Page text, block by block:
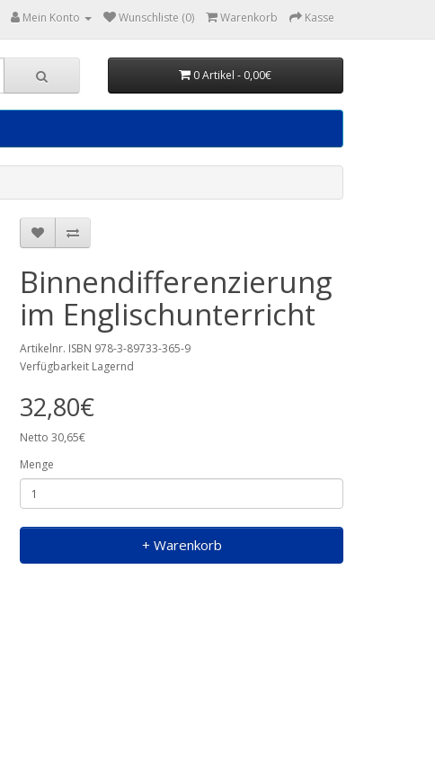
Mein Konto Wunschliste (0) Warenkorb Kasse
0 Artikel - 0,00€
Binnendifferenzierung
im Englischunterricht
Artikelnr. ISBN 978-3-89733-365-9
Verfügbarkeit Lagernd
32,80€
Netto 30,65€
Menge
+ Warenkorb